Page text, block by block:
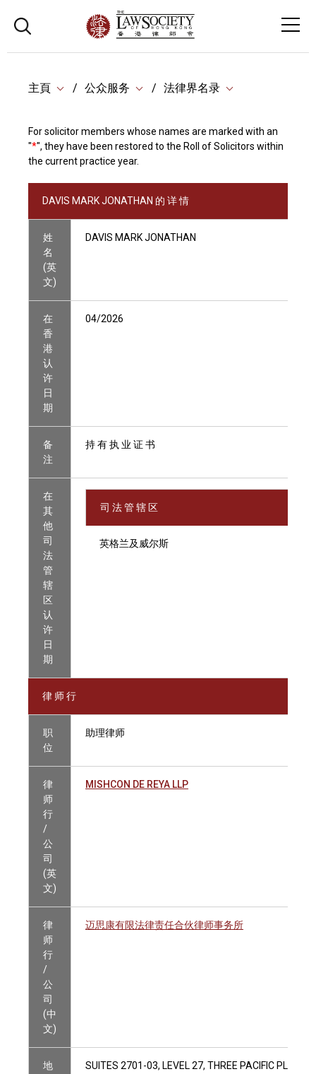
主頁 公众服务 法律界名录
For solicitor members whose names are marked with an
"*", they have been restored to the Roll of Solicitors within
the current practice year.
DAVIS MARK JONATHAN 的 详 情
姓
名
(英
文)
DAVIS MARK JONATHAN
在
香
港
认
许
日
期
04/2026
备
注
持 有 执 业 证 书
在
其
他
司
法
管
辖
区
认
许
日
期
司 法 管 辖 区
英格兰及威尔斯
律 师 行
职
位
助理律师
律
师
行
/
公
司
(英
文)
MISHCON DE REYA LLP
律
师
行
/
公
司
(中
文)
迈思康有限法律责任合伙律师事务所
地
SUITES 2701-03, LEVEL 27, THREE PACIFIC PLACE,